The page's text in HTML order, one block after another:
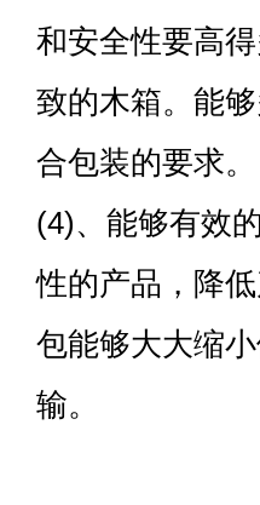
和安全性要高
致的木箱。能
合包装的要求。
(4)、能够有效
性的产品，降
包能够大大缩
输。